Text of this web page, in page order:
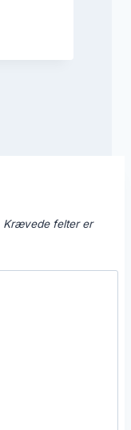
Krævede felter er